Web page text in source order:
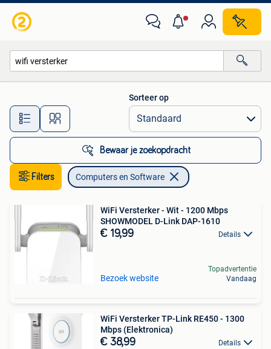
Alle afstanden…
Sorteer op
Bewaar je zoekopdracht
Filters Computers en Software
WiFi Versterker - Wit - 1200 Mbps
SHOWMODEL D-Link DAP-1610
€ 19,99 Details
Bezoek website
Topadvertentie
Vandaag
WiFi Versterker TP-Link RE450 - 1300
Mbps (Elektronica)
€ 38,99 Details